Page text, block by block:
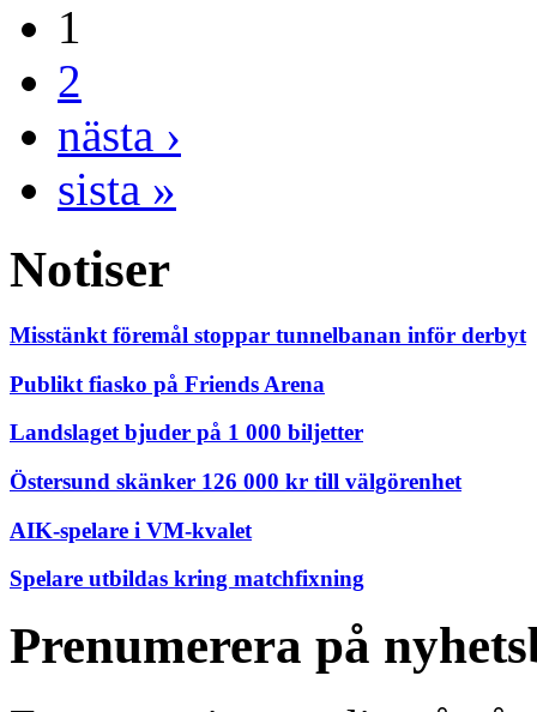
1
2
nästa ›
sista »
Notiser
Misstänkt föremål stoppar tunnelbanan inför derbyt
Publikt fiasko på Friends Arena
Landslaget bjuder på 1 000 biljetter
Östersund skänker 126 000 kr till välgörenhet
AIK-spelare i VM-kvalet
Spelare utbildas kring matchfixning
Prenumerera på